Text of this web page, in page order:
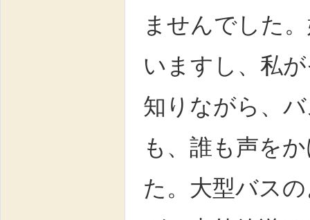
ませんでした
いますし、私
知りながら、
も、誰も声を
た。大型バス